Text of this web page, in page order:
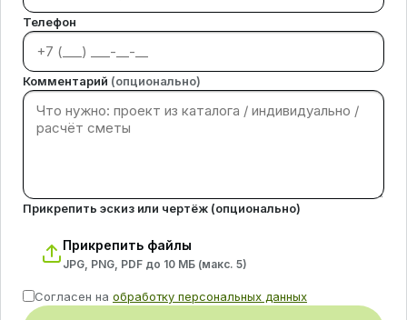
Телефон
Комментарий (опционально)
Прикрепить эскиз или чертёж (опционально)
Прикрепить файлы
JPG, PNG, PDF до 10 МБ (макс. 5)
Согласен на обработку персональных данных